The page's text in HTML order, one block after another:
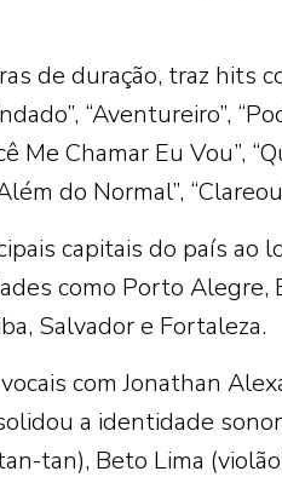
de duração, traz hits
“Aventureiro”,
Me Chamar Eu Vou”,
do Normal”,
capitais do país ao
como Porto Alegre,
Salvador e Fortaleza.
com Jonathan
a identidade
tan), Beto Lima